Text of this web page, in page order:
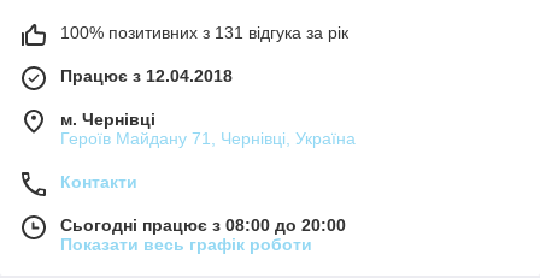
100% позитивних з 131 відгука за рік
Працює з 12.04.2018
м. Чернівці
Героїв Майдану 71, Чернівці, Україна
Контакти
Сьогодні працює з 08:00 до 20:00
Показати весь графік роботи